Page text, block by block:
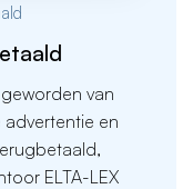
van
en
ELTA-LEX